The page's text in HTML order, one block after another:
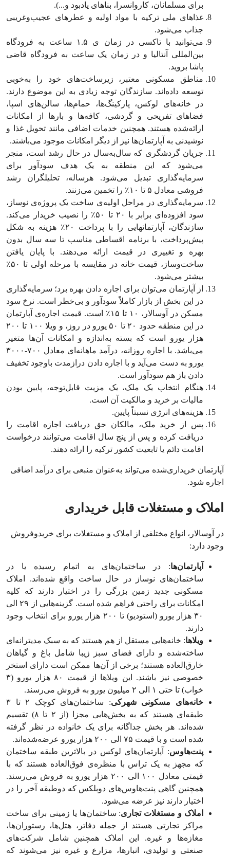
برای مسلمانان، کاروانسرا، بناهای یادبود و...).
غذاهای ملی ترکیه با مواد اولیه و عطرهای عجیب‌وغریبی
جذاب می‌شود.
می‌توانید با تاکسی در زمان ی ۱.۵ ساعت به فرودگاه
بین‌المللی آنتالیا و در زمان یک ساعت به فرودگاه قاضی
پاشا بروید.
مناطق مسکونی معتبر، زیرساخت‌های خود را به‌خوبی
توسعه داده‌اند. سازندگان توجه زیادی به این موضوع دارند.
در خانه‌های لوکس، پارکینگ‌ها، حمام‌ها، سالن‌های اسپا،
فضاهای تفریحی و گردشی، کافه‌ها و بارها از امکانات
ارائه‌شده هستند. همچنین خدمات اضافی مانند تحویل غذا و
نوشیدنی به آپارتمان‌ها نیز از دیگر امکانات موجود می‌باشند.
جریان گردشگری که سال‌به‌سال در حال رشد است، منجر
می‌شود که این منطقه به یک هدف سودآور برای
سرمایه‌گذاری تبدیل می‌شود. هرساله، تحلیلگران رشد
فروشی معادل ۵ تا ۱۰٪ را تخمین می‌زنند.
سرمایه‌گذاری در مراحل اولیه‌ی ساخت یک پروژه‌ی نوساز،
سود افزوده‌ای برابر با ۲۰ تا ۵۰٪ را نصیب خریدار می‌کند.
سازندگان، آپارتمانهایی را با پرداخت ۲۰٪ هزینه به شکل
پیش‌پرداخت، با برنامه اقساطی مناسب تا سه سال بدون
بهره و تغییری در قیمت ارائه می‌دهند. با پایان یافتن
ساخت‌وساز، قیمت خانه در مقایسه با مرحله اولی تا ۵۰٪
بیشتر می‌شود.
از آپارتمان می‌توان برای اجاره دادن بهره برد؛ سرمایه‌گذاری
در این بخش از بازار کاملاً سودآور و بی‌خطر است. نرخ سود
مسکن در آوسالار، ۱۰ تا ۱۵٪ است. قیمت اجاره‌ی آپارتمان
در این منطقه حدود ۲۰ تا ۵۰ یورو در روز، و ویلا ۱۰۰ تا ۲۰۰
هزار یورو است که بسته به‌اندازه و امکانات آن‌ها متغیر
می‌باشد. با اجاره روزانه، درآمد ماهانه‌ای معادل ۷۰۰-۳۰۰۰
یورو به دست می‌آید و با اجاره دادن درازمدت باوجود تخفیف
دادن باز هم سودآور است.
هنگام انتخاب یک ملک، یک مزیت قابل‌توجه، پایین بودن
مالیات بر خرید و مالکیت آن است.
هزینه‌های انرژی نسبتاً پایین.
پس از خرید ملک، مالکان حق دریافت اجازه اقامت را
دریافت کرده و پس از پنج سال اقامت می‌توانند درخواست
اقامت دائم یا تابعیت کشور ترکیه را ارائه دهند.
آپارتمان خریداری‌شده می‌تواند به‌عنوان منبعی برای درآمد اضافی
اجاره شود.
املاک و مستغلات قابل خریداری
در آوسالار، انواع مختلفی از املاک و مستغلات برای خریدوفروش
وجود دارد:
آپارتمان‌ها: در ساختمان‌های به اتمام رسیده یا در
ساختمان‌های نوساز در حال ساخت واقع شده‌اند. املاک
مسکونی جدید زمین بزرگی را در اختیار دارند که کلیه
امکانات برای راحتی فراهم شده است. گزینه‌هایی از ۲۹ الی
۳۰ هزار یورو (استودیو) تا ۲۰۰ هزار یورو برای انتخاب وجود
دارند.
ویلاها: خانه‌هایی مستقل از هم هستند که به سبک مدیترانه‌ای
ساخته‌شده و دارای فضای سبز زیبا شامل باغ و گیاهان
خارق‌العاده هستند؛ برخی از آن‌ها ممکن است دارای استخر
خصوصی نیز باشند. این ویلاها از قیمت ۸۰ هزار یورو (۳
خواب) تا حتی ۱ الی ۲ میلیون یورو به فروش می‌رسند.
خانه‌های مسکونی شهرکی
: ساختمان‌های کوچک ۲ تا ۳
طبقه‌ای هستند که به بخش‌هایی مجزا (از ۲ تا ۸) تقسیم
شده‌اند. هر بخش جداگانه برای یک خانواده در نظر گرفته
شده است و با قیمت ۷۵ الی ۲۰۰ هزار یورو عرضه‌شده‌اند.
پنت‌هاوس: آپارتمان‌های لوکس در بالاترین طبقه ساختمان
که مجهز به یک تراس با منظره‌ی فوق‌العاده هستند که با
قیمتی معادل ۱۰۰ الی ۲۰۰ هزار یورو به فروش می‌رسند.
همچنین گاهی پنت‌هاوس‌های دوبلکس که دوطبقه آخر را در
اختیار دارند نیز عرضه می‌شود.
املاک و مستغلات تجاری: ساختمان‌ها یا زمینی برای ساخت
مراکز تجارتی هستند از جمله دفاتر، هتل‌ها، رستوران‌ها،
مغازه‌ها و غیره. این املاک همچنین شامل شرکت‌های
صنعتی و تولیدی، انبارها، مزارع و غیره نیز می‌شوند که